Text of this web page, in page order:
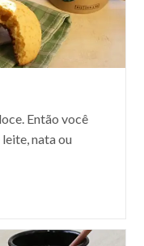
Então você
nata ou